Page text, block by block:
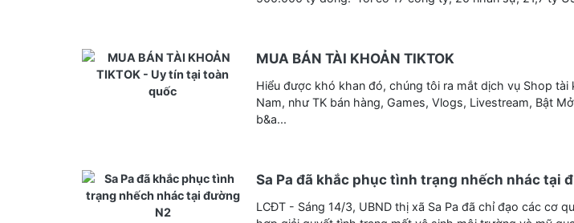
MUA BÁN TÀI KHOẢN TIKTOK
Hiểu được khó khan đó, chúng tôi ra mắt dịch vụ Shop tài
Nam, như TK bán hàng, Games, Vlogs, Livestream, Bật
b&a...
Sa Pa đã khắc phục tình trạng nhếch nhác tại
LCĐT - Sáng 14/3, UBND thị xã Sa Pa đã chỉ đạo các cơ